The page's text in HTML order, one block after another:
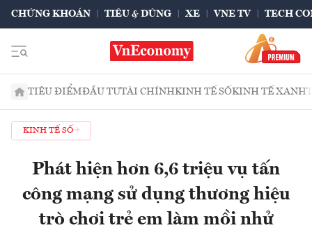
CHỨNG KHOÁN TIÊU & DÙNG XE VNE TV TECH
TIÊU ĐIỂMĐẦU TƯTÀI CHÍNHKINH TẾ SỐKINH TẾ XANH
KINH TẾ SỐ
Phát hiện hơn 6,6 triệu vụ tấn
công mạng sử dụng thương hiệu
trò chơi trẻ em làm mồi nhử